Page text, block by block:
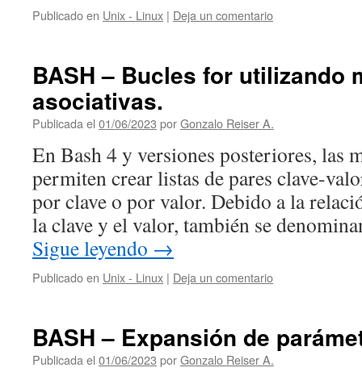
Publicado en Unix - Linux | Deja un comentario
BASH – Bucles for utilizando
asociativas.
Publicada el 01/06/2023 porGonzalo Reiser A.
En Bash 4 y versiones posteriores, las
permiten crear listas de pares clave-
por clave o por valor. Debido a la
la clave y el valor, también se
Sigue leyendo →
Publicado en Unix - Linux | Deja un comentario
BASH – Expansión de
Publicada el 01/06/2023 porGonzalo Reiser A.